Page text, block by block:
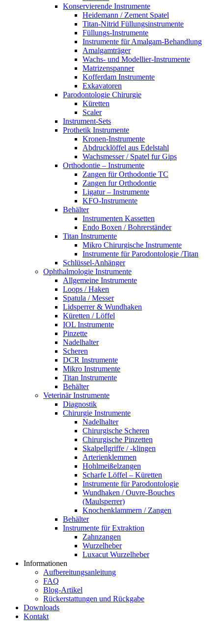
Konservierende Instrumente
Heidemann / Zement Spatel
Titan-Nitrid Füllungsinstrumente
Füllungs-Instrumente
Instrumente für Amalgam-Behandlung
Amalgamträger
Wachs- und Modellier-Instrumente
Matrizenspanner
Kofferdam Instrumente
Exkavatoren
Parodontologie Chirurgie
Küretten
Scaler
Instrument-Sets
Prothetik Instrumente
Kronen-Instrumente
Abdrucklöffel aus Edelstahl
Wachsmesser / Spatel fur Gips
Orthodontie – Instrumente
Zangen für Orthodontie TC
Zangen fur Orthodontie
Ligatur – Instrumente
KFO-Instrumente
Behälter
Instrumenten Kassetten
Endo Boxen / Bohrerständer
Titan Instrumente
Mikro Chirurgische Instrumente
Instrumente für Parodontologie /Titan
Schlüssel-Anhänger
Ophthalmologie Instrumente
Allgemeine Instrumente
Loops / Haken
Spatula / Messer
Lidsperrer & Wundhaken
Küretten / Löffel
IOL Instrumente
Pinzette
Nadelhalter
Scheren
DCR Instrumente
Mikro Instrumente
Titan Instrumente
Behälter
Veterinär Instrumente
Diagnostik
Chirurgie Instrumente
Nadelhalter
Chirurgische Scheren
Chirurgische Pinzetten
Skalpellgriffe / -klingen
Arterienklemmen
Hohlmeißelzangen
Scharfe Löffel – Küretten
Instrumente für Parodontologie
Wundhaken / Ouvre-Bouches
(Maulsperrer)
Knochenklammern / Zangen
Behälter
Instrumente für Extraktion
Zahnzangen
Wurzelheber
Luxacut Wurzelheber
Informationen
Aufbereitungsanleitung
FAQ
Blog-Artikel
Rückerstattungen und Rückgabe
Downloads
Kontakt